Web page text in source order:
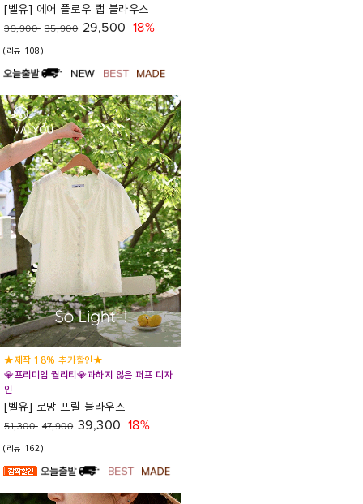
[벨유] 에어 플로우 랩 블라우스
39,900 35,900 29,500 18%
(리뷰:108)
★제작 18% 추가할인★
💎프리미엄 퀄리티💎과하지 않은 퍼프 디자
인
[벨유] 로망 프릴 블라우스
51,300 47,900 39,300 18%
(리뷰:162)